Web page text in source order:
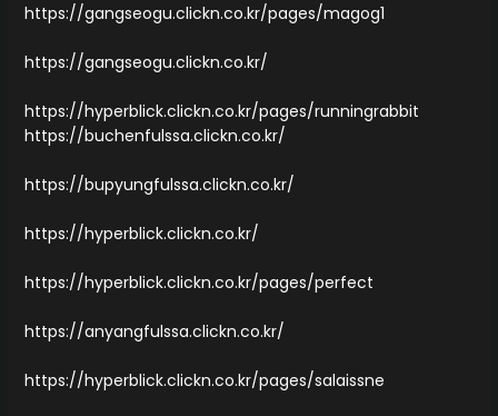
https://gangseogu.clickn.co.kr/pages/magog1
https://gangseogu.clickn.co.kr/
https://hyperblick.clickn.co.kr/pages/runningrabbit
https://buchenfulssa.clickn.co.kr/
https://bupyungfulssa.clickn.co.kr/
https://hyperblick.clickn.co.kr/
https://hyperblick.clickn.co.kr/pages/perfect
https://anyangfulssa.clickn.co.kr/
https://hyperblick.clickn.co.kr/pages/salaissne